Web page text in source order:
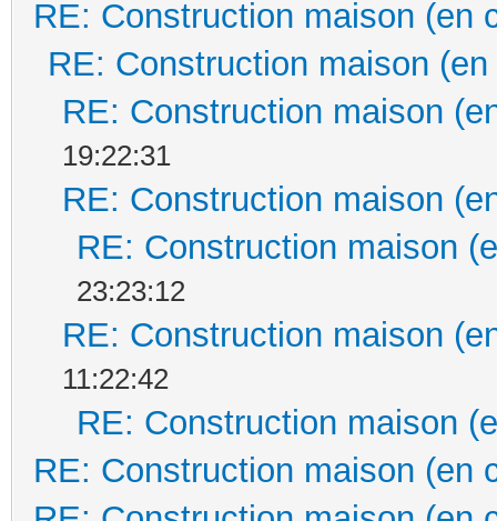
RE: Construction maison (en
RE: Construction maison
RE: Construction maison
19:22:31
RE: Construction maison
RE: Construction maison
23:23:12
RE: Construction maison
11:22:42
RE: Construction maison
RE: Construction maison (en